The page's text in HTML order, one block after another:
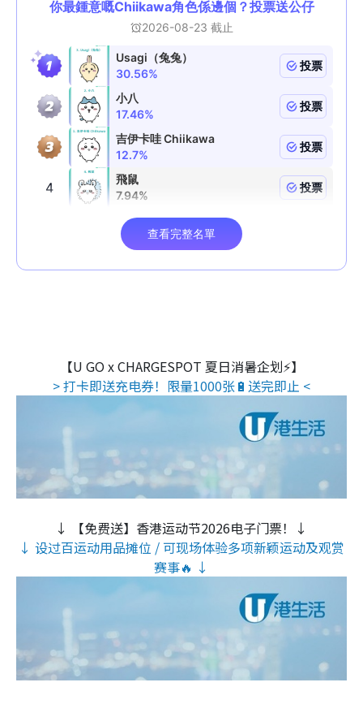
【U GO x CHARGESPOT 夏日消暑企划⚡】
> 打卡即送充电券！限量1000张🔋送完即止 <
↓ 【免费送】香港运动节2026电子门票！↓
↓ 设过百运动用品摊位 / 可现场体验多项新颖运动及观赏
赛事🔥 ↓